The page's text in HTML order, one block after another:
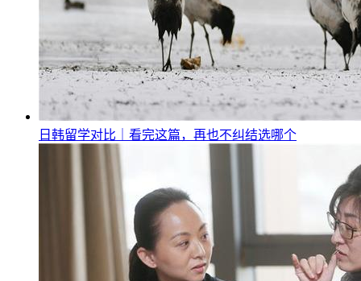
日韩留学对比｜看完这篇，再也不纠结选哪个